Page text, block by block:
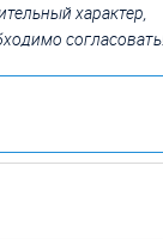
характер,